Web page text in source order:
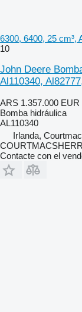
6300, 6400, 25 cm³,
10
John Deere
Al110340,
ARS 1.357.000 EUR
Bomba hidráulica
AL110340
Irlanda,
Contacte con el